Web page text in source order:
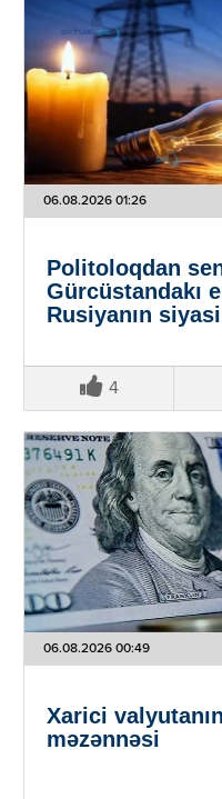
06.08.2026 01:26
Politoloqdan
Gürcüstandakı
Rusiyanın
4
06.08.2026 00:49
Xarici
məzənnəsi